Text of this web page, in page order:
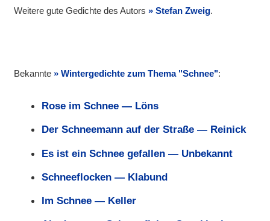
Weitere gute Gedichte des Autors Stefan Zweig.
Bekannte Wintergedichte zum Thema "Schnee":
Rose im Schnee — Löns
Der Schneemann auf der Straße — Reinick
Es ist ein Schnee gefallen — Unbekannt
Schneeflocken — Klabund
Im Schnee — Keller